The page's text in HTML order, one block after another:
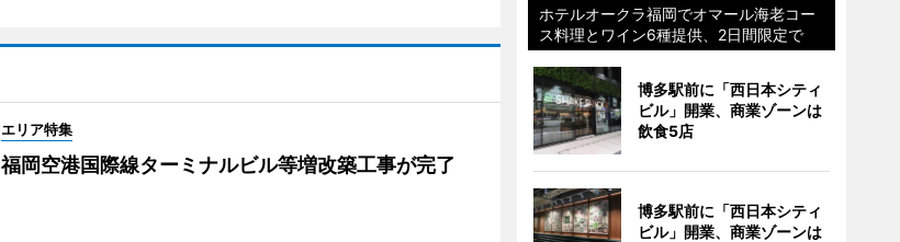
エリア特集
福岡空港国際線ターミナルビル等増改築工事が完了
ホテルオークラ福岡でオマール海老コー
ス料理とワイン6種提供、2日間限定で
博多駅前に「西日本シティ
ビル」開業、商業ゾーンは
飲食5店
博多駅前に「西日本シティ
ビル」開業、商業ゾーンは